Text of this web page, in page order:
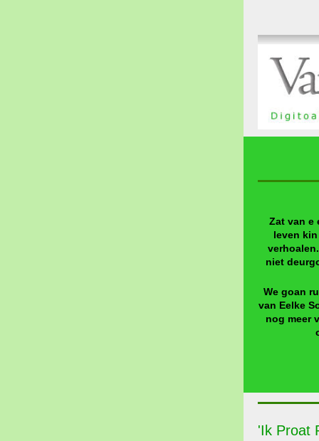
Zat van e
leven
niet
We goan
van Eelke
nog meer
'Ik Proat